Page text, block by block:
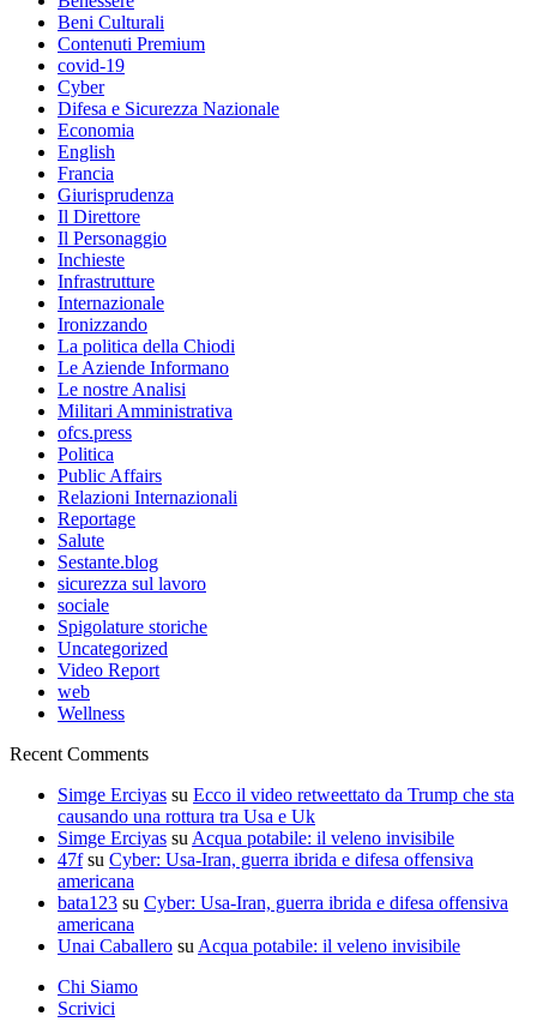
Beni Culturali
Contenuti Premium
covid-19
Cyber
Difesa e Sicurezza Nazionale
Economia
English
Francia
Giurisprudenza
Il Direttore
Il Personaggio
Inchieste
Infrastrutture
Internazionale
Ironizzando
La politica della Chiodi
Le Aziende Informano
Le nostre Analisi
Militari Amministrativa
ofcs.press
Politica
Public Affairs
Relazioni Internazionali
Reportage
Salute
Sestante.blog
sicurezza sul lavoro
sociale
Spigolature storiche
Uncategorized
Video Report
web
Wellness
Recent Comments
Simge Erciyas su Ecco il video retweettato da Trump che sta
causando una rottura tra Usa e Uk
Simge Erciyas su Acqua potabile: il veleno invisibile
47fsu Cyber: Usa-Iran, guerra ibrida e difesa offensiva
americana
bata123 su Cyber: Usa-Iran, guerra ibrida e difesa offensiva
americana
Unai Caballero su Acqua potabile: il veleno invisibile
Chi Siamo
Scrivici